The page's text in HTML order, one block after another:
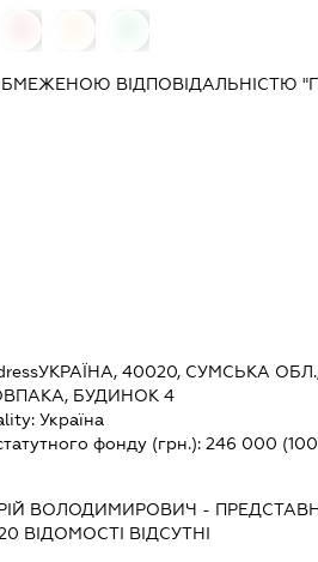
ВІДПОВІДАЛЬНІСТЮ
УКРАЇНА, 40020, СУМСЬКА
БУДИНОК 4
Україна
фонду (грн.):246 000
ВОЛОДИМИРОВИЧ -
ВІДОМОСТІ ВІДСУТНІ